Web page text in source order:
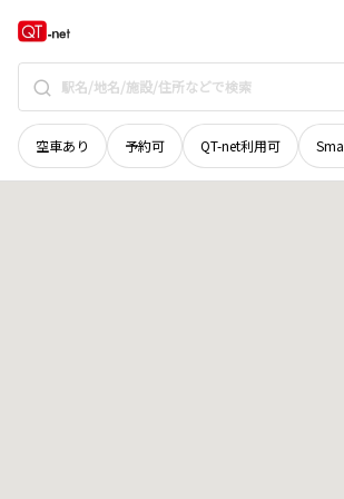
空車あり 予約可 QT-net利用可
鳥取県